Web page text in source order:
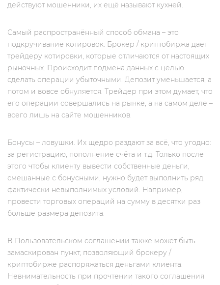
действуют мошенники, их ещё называют кухней.
Самый распространённый способ обмана – это
подкручивание котировок. Брокер / криптобиржа дает
трейдеру котировки, которые отличаются от настоящих
рыночных. Происходит подмена данных с целью
сделать операции убыточными. Депозит уменьшается, а
потом и вовсе обнуляется. Трейдер при этом думает, что
его операции совершались на рынке, а на самом деле –
всего лишь на сайте мошенников.
Бонусы – ловушки. Их щедро раздают за всё, что угодно:
за регистрацию, пополнение счёта и т.д. Только после
этого чтобы клиенту вывести собственные деньги,
смешанные с бонусными, нужно будет выполнить ряд
фактически невыполнимых условий. Например,
провести торговых операций на сумму в десятки раз
больше размера депозита.
В Пользовательском соглашении также может быть
замаскирован пункт, позволяющий брокеру /
криптобирже распоряжаться деньгами клиента.
Невнимательность при прочтении такого соглашения